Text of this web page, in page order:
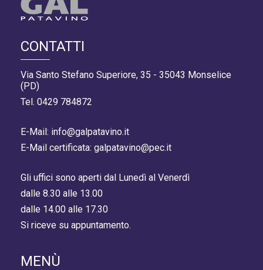
CONTATTI
Via Santo Stefano Superiore, 35 - 35043 Monselice
(PD)
Tel. 0429 784872
E-Mail: info@galpatavino.it
E-Mail certificata: galpatavino@pec.it
Gli uffici sono aperti dal Lunedì al Venerdì
dalle 8.30 alle 13.00
dalle 14.00 alle 17.30
Si riceve su appuntamento.
MENÙ